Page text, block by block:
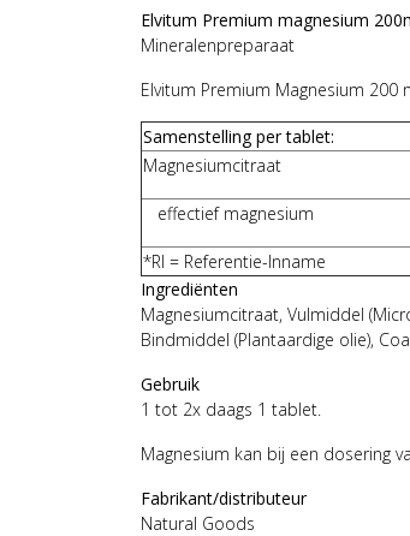
Elvitum Premium magnesium
Mineralenpreparaat
Elvitum Premium Magnesium 200
Samenstelling per tablet:
Magnesiumcitraat
effectief magnesium
*RI = Referentie-Inname
Ingrediënten
Magnesiumcitraat, Vulmiddel
Bindmiddel (Plantaardige olie),
Gebruik
1 tot 2x daags 1 tablet.
Magnesium kan bij een dosering
Fabrikant/distributeur
Natural Goods